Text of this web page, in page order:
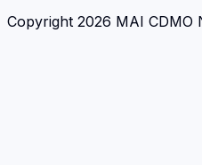
Copyright 2026 MAI CDMO